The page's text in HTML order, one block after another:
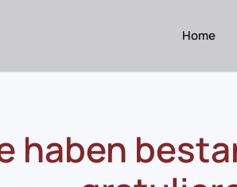
Home
haben